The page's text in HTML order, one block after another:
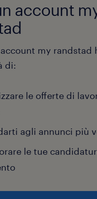
account
my randstad
di:
le offerte di
agli annunci più
le tue